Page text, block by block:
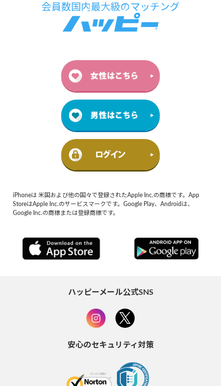
iPhoneは 米国および他の国々で登録されたApple Inc.の商標です。App
StoreはApple Inc.のサービスマークです。Google Play、Androidは、
Google Inc.の商標または登録商標です。
ハッピーメール公式SNS
安心のセキュリティ対策